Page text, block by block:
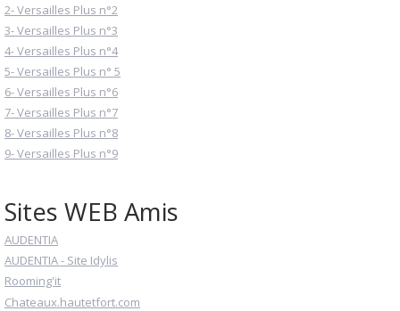
2- Versailles Plus n°2
3- Versailles Plus n°3
4- Versailles Plus n°4
5- Versailles Plus n° 5
6- Versailles Plus n°6
7- Versailles Plus n°7
8- Versailles Plus n°8
9- Versailles Plus n°9
Sites WEB Amis
AUDENTIA
AUDENTIA - Site Idylis
Rooming'it
Chateaux.hautetfort.com